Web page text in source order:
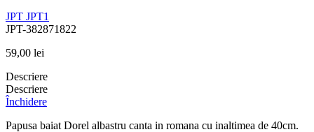
JPT JPT1
JPT-382871822
59,00 lei
Descriere
Descriere
Închidere
Papusa baiat Dorel albastru canta in romana cu inaltimea de 40cm.